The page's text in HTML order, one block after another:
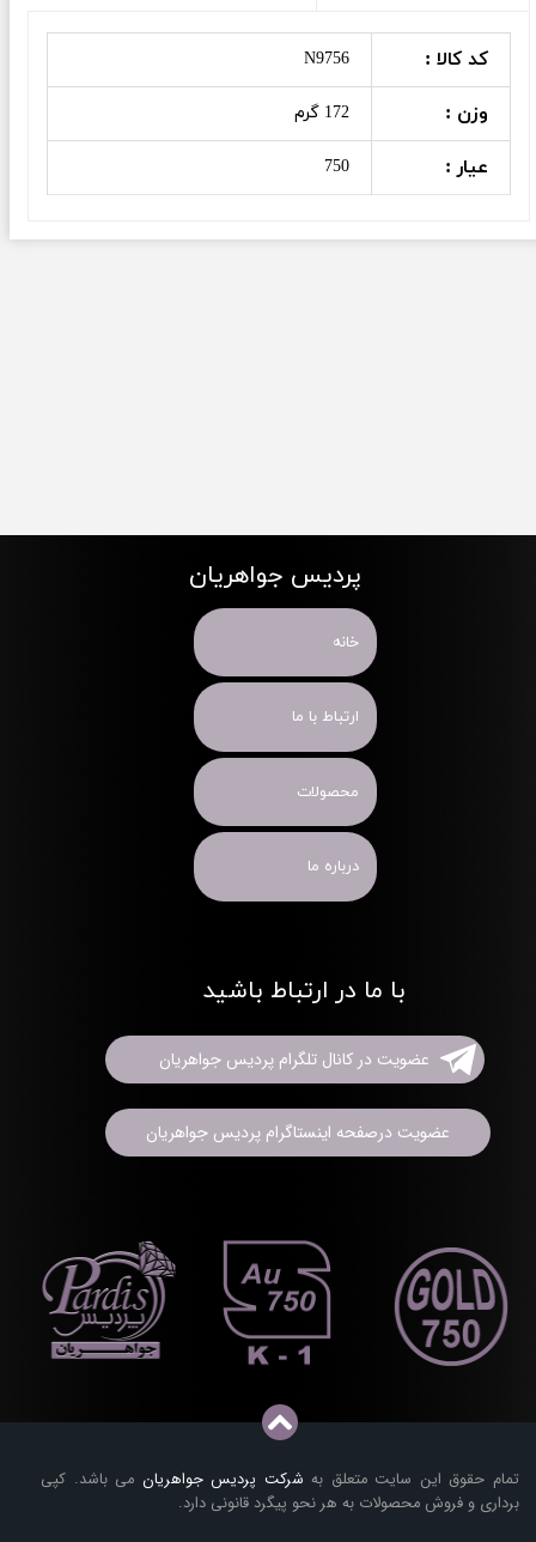
کد کالا : N9756
وزن : 172 گرم
عیار : 750
تمام حقوق این سایت متعلق به شرکت پردیس جواهریان می باشد. کپی
برداری و فروش محصولات به هر نحو پیگرد قانونی دارد.
پردیس جواهریان
خانه
ارتباط با ما
محصولات
درباره ما
با ما در ارتباط باشید
عضویت در کانال تلگرام پردیس جواهریان
عضویت درصفحه اینستاگرام پردیس جواهریان